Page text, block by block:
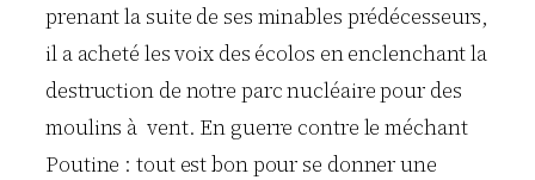
prenant la suite de ses minables prédécesseurs,
il a acheté les voix des écolos en enclenchant la
destruction de notre parc nucléaire pour des
moulins à vent. En guerre contre le méchant
Poutine : tout est bon pour se donner une